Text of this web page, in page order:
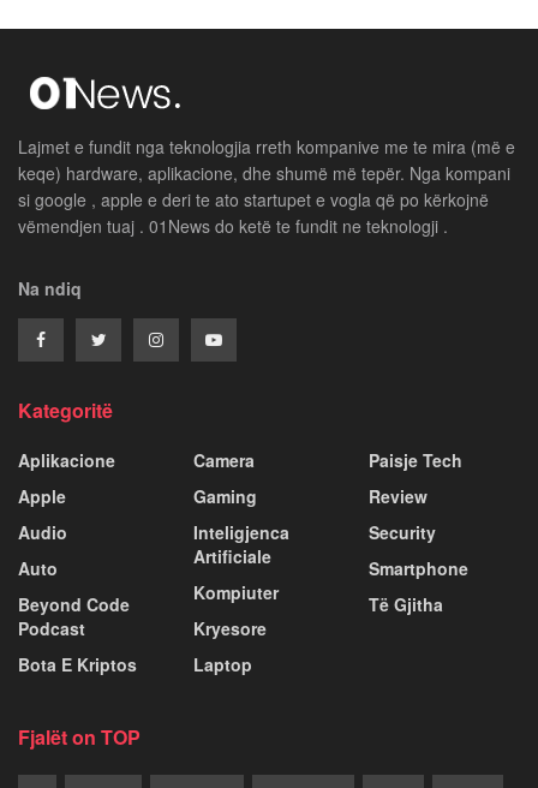
Lajmet e fundit nga teknologjia rreth kompanive me te mira (më e
keqe) hardware, aplikacione, dhe shumë më tepër. Nga kompani
si google , apple e deri te ato startupet e vogla që po kërkojnë
vëmendjen tuaj . 01News do ketë te fundit ne teknologji .
Na ndiq
Kategoritë
Aplikacione
Apple
Audio
Auto
Beyond Code
Podcast
Bota E Kriptos
Camera
Gaming
Inteligjenca
Artificiale
Kompiuter
Kryesore
Laptop
Paisje Tech
Review
Security
Smartphone
Të Gjitha
Fjalët on TOP